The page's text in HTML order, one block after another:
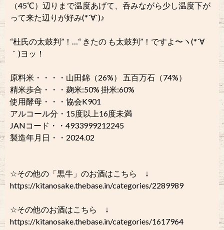
（45℃）辺りまで温度あげて、呑みながら少し温度下が
って来た辺りが好み(*´∀`)♪
“杜氏の太鼓判”！…“ きたの も太鼓判”！ですよ〜ヽ(*´∀
｀)ヨッ！
原料米・・・・山田錦（26%） 五百万石（74%）
精米歩合・・・麹米:50% 掛米:60%
使用酵母・・・協会K901
アルコール分・15度以上16度未満
JANコード・・4933999212245
製造年月日・・2024.02
☆その他の「黒牛」のお酒はこちら ↓
https://kitanosake.thebase.in/categories/2289989
☆その他のお酒はこちら ↓
https://kitanosake.thebase.in/categories/1617964